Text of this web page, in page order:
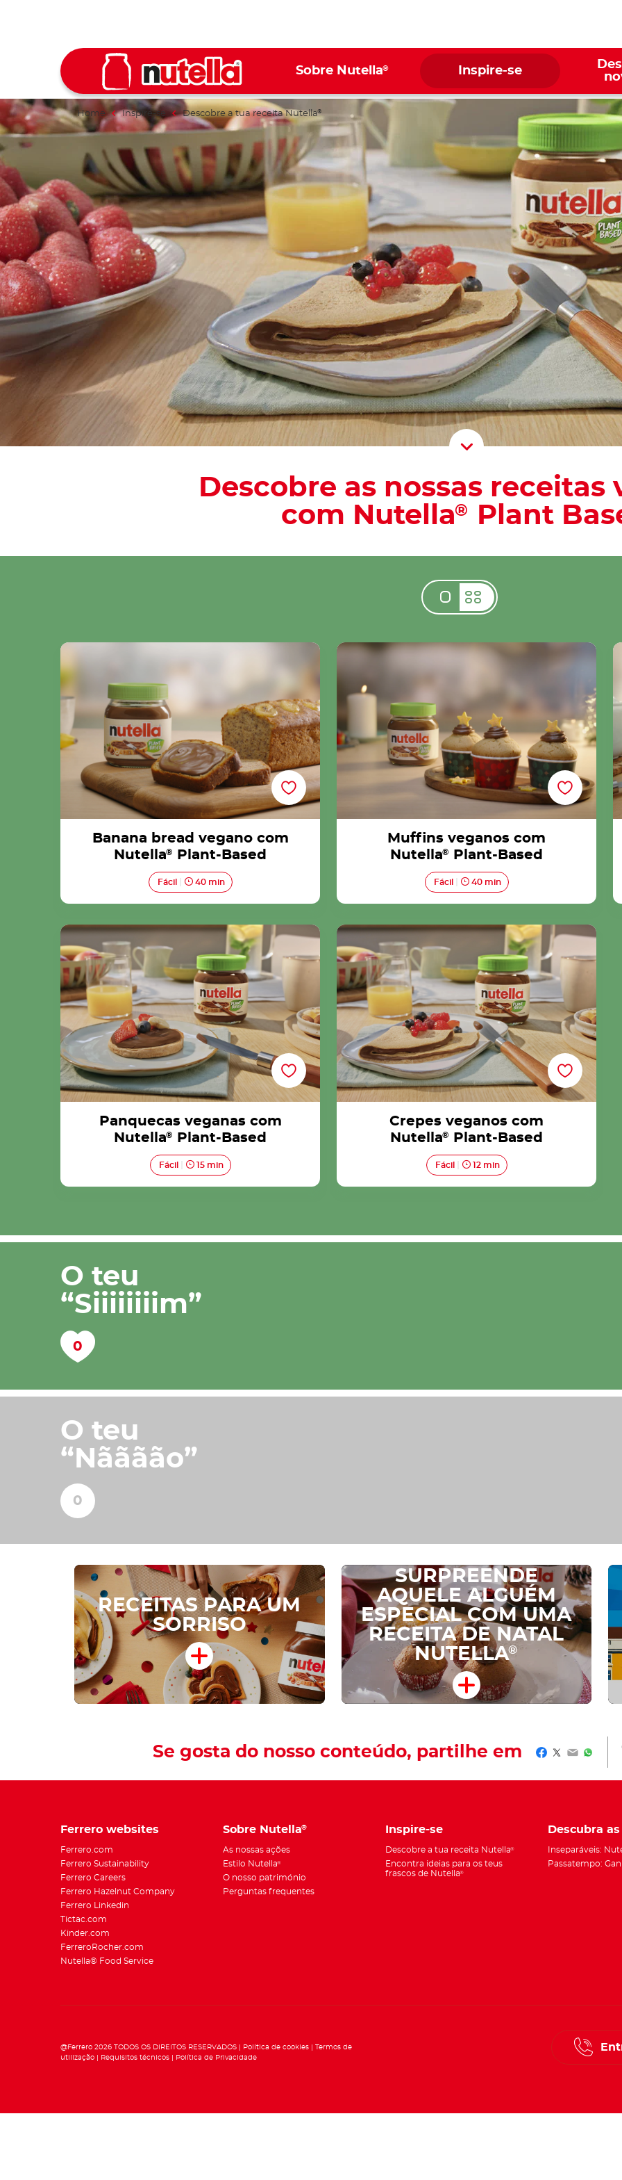
Sobre Nutella® Inspire-se
Home Inspire-se Descobre a tua receita Nutella®
Scroll
Descobre as nossas receitas
com Nutella® Plant
Banana bread vegano com
Nutella® Plant-Based
Fácil 40 min
Muffins veganos com Nutella® Plant-Based
Muffins veganos com
Nutella® Plant-Based
Fácil 40 min
Panquecas veganas com Nutella® Plant-
Panquecas veganas com
Nutella® Plant-Based
Fácil 15 min
Crepes veganos com Nutella® Plant-Based
Crepes veganos com
Nutella® Plant-Based
Fácil 12 min
O teu
“Siiiiiiiim”
O teu
“Nãããão”
RECEITAS PARA UM
SORRISO
SURPREENDE
AQUELE ALGUÉM
ESPECIAL COM UMA
RECEITA DE NATAL
NUTELLA®
Se gosta do nosso conteúdo, partilhe em Facebook
Twitter
Email
Ferrero websites
Ferrero.com
Ferrero Sustainability
Ferrero Careers
Ferrero Hazelnut Company
Ferrero Linkedin
Tictac.com
Kinder.com
FerreroRocher.com
Nutella® Food Service
Sobre Nutella®
As nossas ações
Estilo Nutella®
O nosso património
Perguntas frequentes
Inspire-se
Descobre a tua receita Nutella®
Encontra ideias para os teus
frascos de Nutella®
Descubra
Inseparáveis:
Passatempo:
@Ferrero 2026 TODOS OS DIREITOS RESERVADOS Política de cookies
Termos de
utilização
Requisitos técnicos Política de Privacidade